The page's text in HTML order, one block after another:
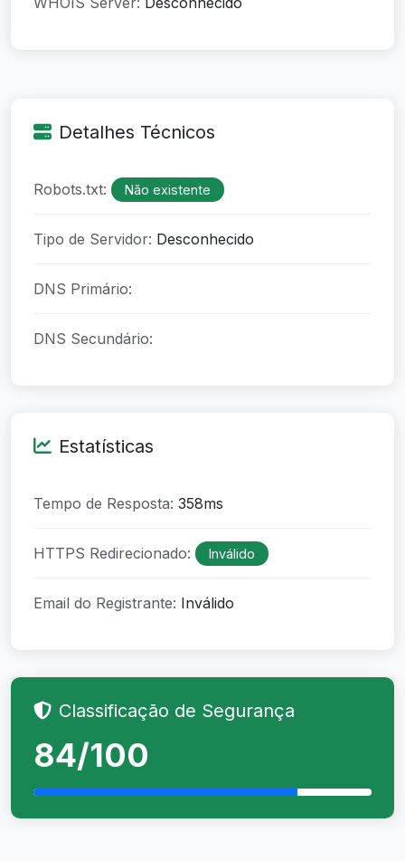
Detalhes Técnicos
Robots.txt: Não existente
Tipo de Servidor: Desconhecido
DNS Primário:
DNS Secundário:
Estatísticas
Tempo de Resposta: 358ms
HTTPS Redirecionado: Inválido
Email do Registrante: Inválido
Classificação de Segurança
84/100